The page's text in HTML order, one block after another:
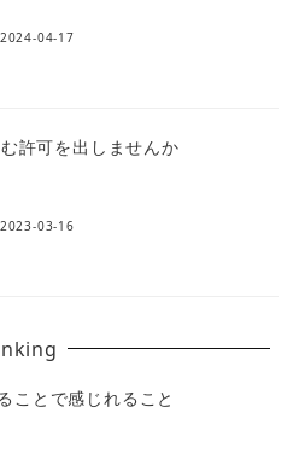
2024-04-17
許可を出しませんか
2023-03-16
ことで感じれること